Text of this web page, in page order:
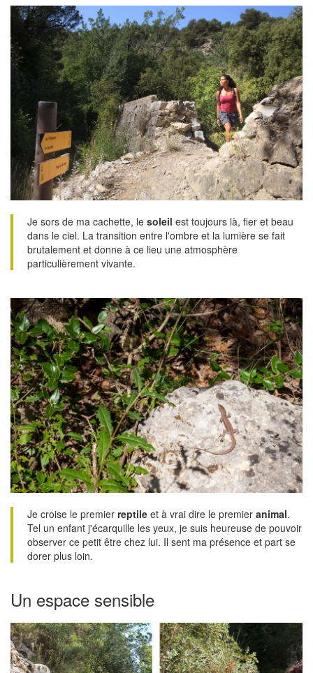
Je sors de ma cachette, le soleil est toujours là, fier et beau
dans le ciel. La transition entre l'ombre et la lumière se fait
brutalement et donne à ce lieu une atmosphère
particulièrement vivante.
Je croise le premier reptile et à vrai dire le premier animal.
Tel un enfant j'écarquille les yeux, je suis heureuse de pouvoir
observer ce petit être chez lui. Il sent ma présence et part se
dorer plus loin.
Un espace sensible